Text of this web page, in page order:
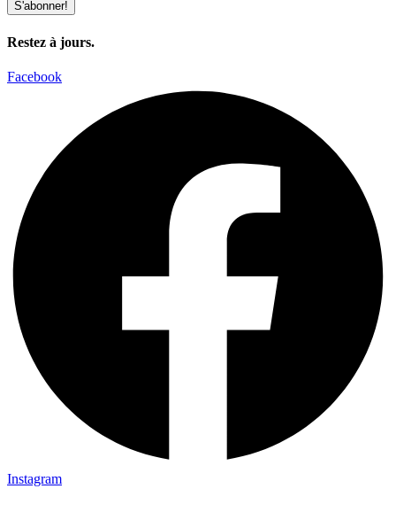
S'abonner!
Restez à jours.
Facebook
Instagram